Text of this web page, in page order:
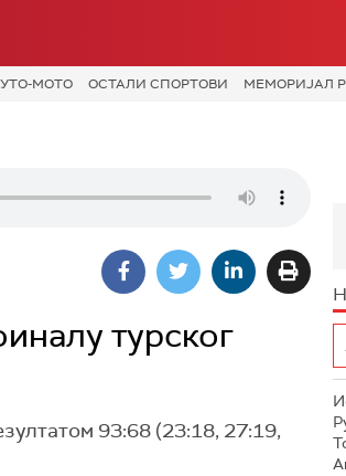
МОТО ОСТАЛИ СПОРТОВИ МЕМОРИЈАЛ
турског
93:68 (23:18, 27:19,